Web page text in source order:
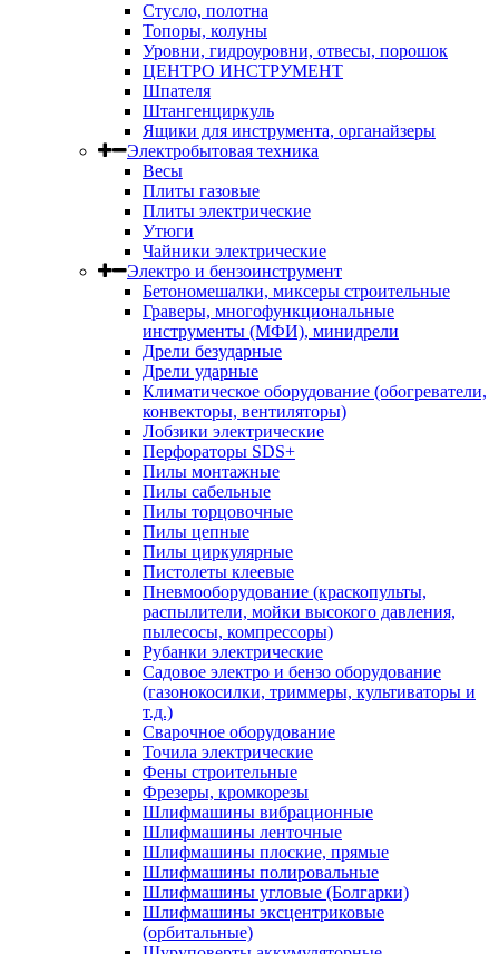
Стусло, полотна
Топоры, колуны
Уровни, гидроуровни, отвесы, порошок
ЦЕНТРО ИНСТРУМЕНТ
Шпателя
Штангенциркуль
Ящики для инструмента, органайзеры
Электробытовая техника
Весы
Плиты газовые
Плиты электрические
Утюги
Чайники электрические
Электро и бензоинструмент
Бетономешалки, миксеры строительные
Граверы, многофункциональные
инструменты (МФИ), минидрели
Дрели безударные
Дрели ударные
Климатическое оборудование (обогреватели,
конвекторы, вентиляторы)
Лобзики электрические
Перфораторы SDS+
Пилы монтажные
Пилы сабельные
Пилы торцовочные
Пилы цепные
Пилы циркулярные
Пистолеты клеевые
Пневмооборудование (краскопульты,
распылители, мойки высокого давления,
пылесосы, компрессоры)
Рубанки электрические
Садовое электро и бензо оборудование
(газонокосилки, триммеры, культиваторы и
т.д.)
Сварочное оборудование
Точила электрические
Фены строительные
Фрезеры, кромкорезы
Шлифмашины вибрационные
Шлифмашины ленточные
Шлифмашины плоские, прямые
Шлифмашины полировальные
Шлифмашины угловые (Болгарки)
Шлифмашины эксцентриковые
(орбитальные)